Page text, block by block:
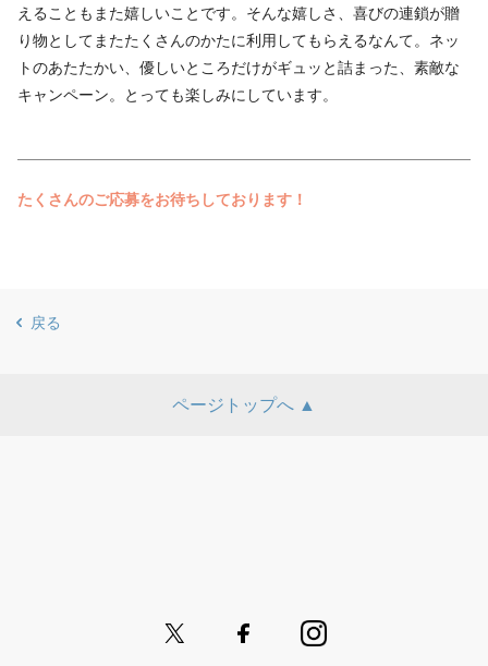
えることもまた嬉しいことです。そんな嬉しさ、喜びの連鎖が贈
り物としてまたたくさんのかたに利用してもらえるなんて。ネッ
トのあたたかい、優しいところだけがギュッと詰まった、素敵な
キャンペーン。とっても楽しみにしています。
たくさんのご応募をお待ちしております！
戻る
ページトップへ ▲